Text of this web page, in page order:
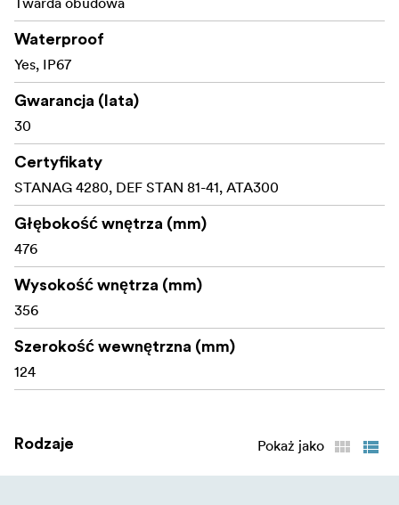
Waterproof
Yes, IP67
Gwarancja (lata)
30
Certyfikaty
STANAG 4280, DEF STAN 81-41, ATA300
Głębokość wnętrza (mm)
476
Wysokość wnętrza (mm)
356
Szerokość wewnętrzna (mm)
124
Rodzaje Pokaż jako